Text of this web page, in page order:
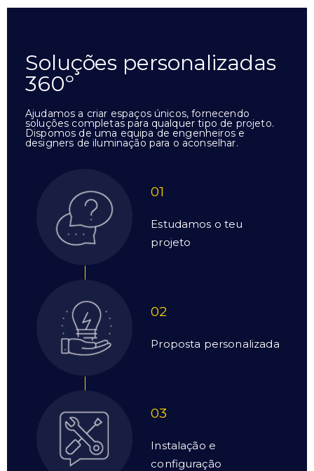
Soluções personalizadas
360º
Ajudamos a criar espaços únicos, fornecendo
soluções completas para qualquer tipo de projeto.
Dispomos de uma equipa de engenheiros e
designers de iluminação para o aconselhar.
01
Estudamos o teu
projeto
02
Proposta personalizada
03
Instalação e
configuração